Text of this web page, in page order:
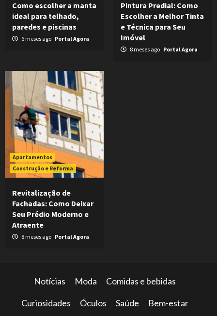
Como escolher a manta
ideal para telhado,
paredes e piscinas
6 meses ago Portal Agora
Pintura Predial: Como
Escolher a Melhor Tinta
e Técnica para Seu
Imóvel
8 meses ago Portal Agora
Apartamentos
Construção e Reforma
Revitalização de
Fachadas: Como Deixar
Seu Prédio Moderno e
Atraente
8 meses ago Portal Agora
Notícias Moda Comidas e bebidas
Curiosidades Óculos Saúde Bem-estar